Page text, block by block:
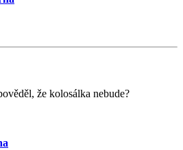
že kolosálka nebude?